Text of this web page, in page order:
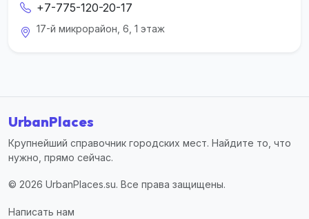
+7-775-120-20-17
17-й микрорайон, 6, 1 этаж
UrbanPlaces
Крупнейший справочник городских мест. Найдите то, что
нужно, прямо сейчас.
© 2026 UrbanPlaces.su. Все права защищены.
Написать нам